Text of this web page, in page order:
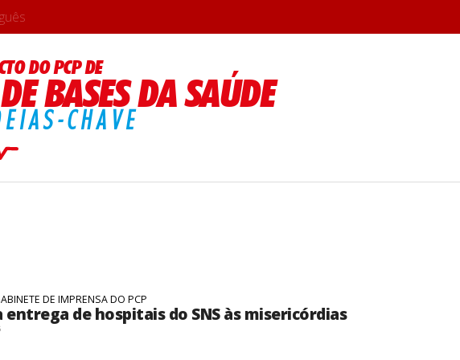
DO PCP DE
BASES DA SAÚDE
CHAVE
DE IMPRENSA DO PCP
entrega de hospitais do SNS às misericórdias